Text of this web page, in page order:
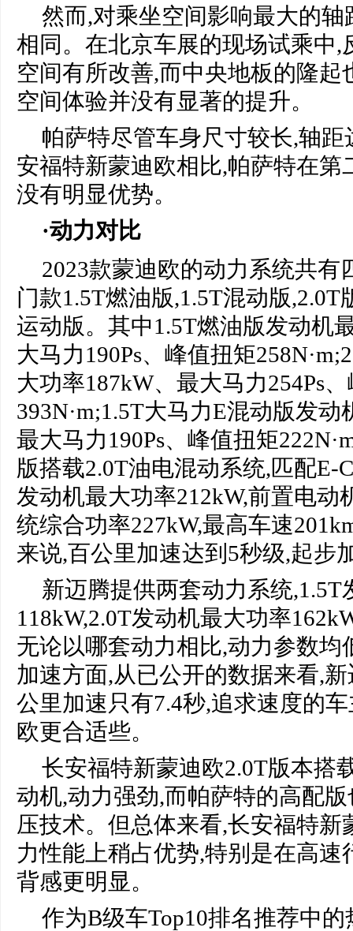
然而,对乘坐空间影响最大的
相同。在北京车展的现场试乘中,
空间有所改善,而中央地板的隆起
空间体验并没有显著的提升。
帕萨特尽管车身尺寸较长,轴距
安福特新蒙迪欧相比,帕萨特在第
没有明显优势。
·动力对比
2023款蒙迪欧的动力系统共有
门款1.5T燃油版,1.5T混动版
运动版。其中1.5T燃油版发动机
大马力190Ps、峰值扭矩
大功率187kW、最大马力254Ps
393N·m;1.5T大马力E混动版发
最大马力190Ps、峰值扭矩
版搭载2.0T油电混动系统,匹配E-
发动机最大功率212kW,前置电动
统综合功率227kW,最高车速
来说,百公里加速达到5秒级,起步
新迈腾提供两套动力系统,1.5T
118kW,2.0T发动机最大功率
无论以哪套动力相比,动力参数均
加速方面,从已公开的数据来看,
公里加速只有7.4秒,追求速度的
欧更合适些。
长安福特新蒙迪欧2.0T版本搭
动机,动力强劲,而帕萨特的高配
压技术。但总体来看,长安福特新
力性能上稍占优势,特别是在高速
背感更明显。
作为B级车Top10排名推荐中